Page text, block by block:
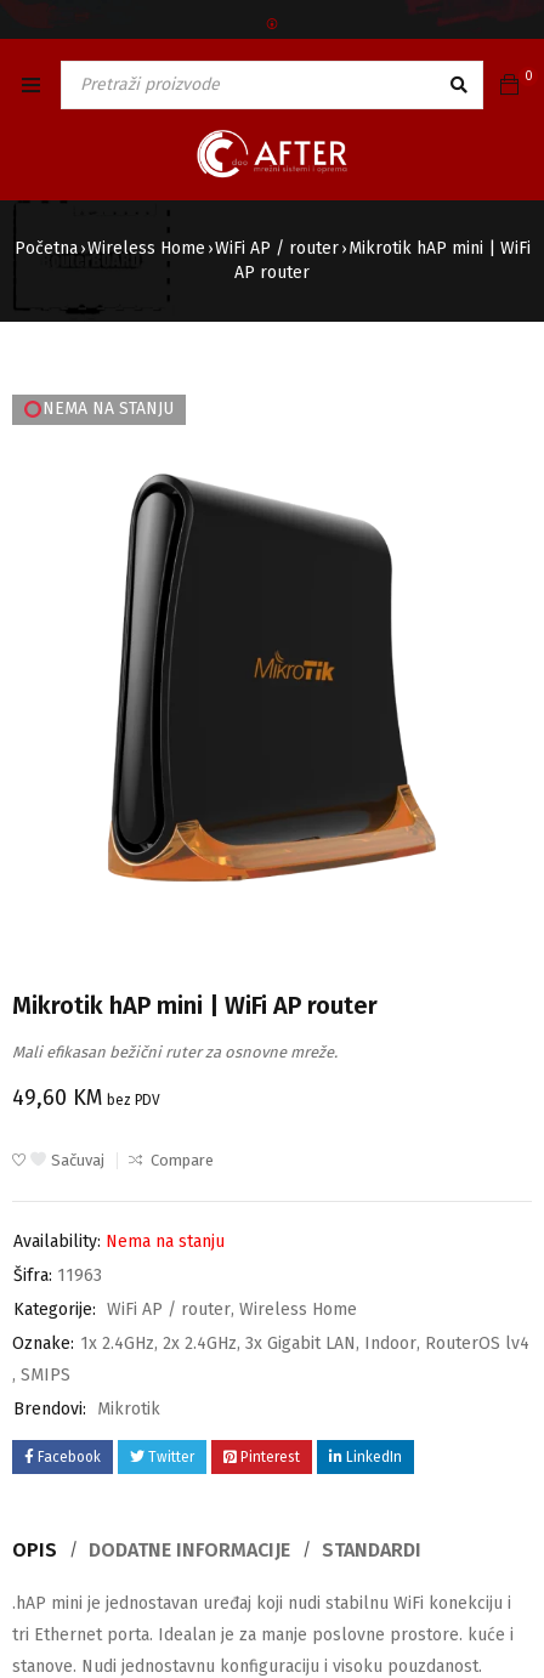
🅯
0
Početna ›Wireless Home ›WiFi AP / router › Mikrotik hAP mini | WiFi
AP router
NEMA NA STANJU
Mikrotik hAP mini | WiFi AP router
Mali efikasan bežični ruter za osnovne mreže.
49,60 KM bez PDV
Sačuvaj Compare
Availability: Nema na stanju
Šifra: 11963
Kategorije: WiFi AP / router, Wireless Home
Oznake: 1x 2.4GHz, 2x 2.4GHz, 3x Gigabit LAN, Indoor, RouterOS lv4
, SMIPS
Brendovi:
Mikrotik
Facebook Twitter Pinterest LinkedIn
OPIS DODATNE INFORMACIJE STANDARDI
.hAP mini je jednostavan uređaj koji nudi stabilnu WiFi konekciju i
tri Ethernet porta. Idealan je za manje poslovne prostore. kuće i
stanove. Nudi jednostavnu konfiguraciju i visoku pouzdanost.